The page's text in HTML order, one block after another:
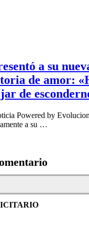
a su
de amor:
de
Powered by
a su …